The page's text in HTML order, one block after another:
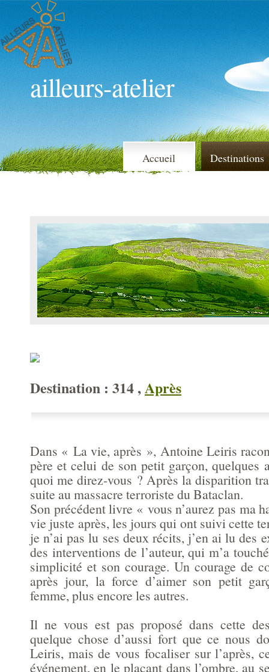
ailleurs-atelier
Accueil Destinations
Destination : 314 ,Après
Dans « La vie, après », Antoine Leiris
père et celui de son petit garçon, quelques
quoi me direz-vous ? Après la disparition
suite au massacre terroriste du Bataclan.
Son précédent livre « vous n’aurez pas ma
vie juste après, les jours qui ont suivi cette
je n’ai pas lu ses deux récits, j’en ai lu des
des interventions de l’auteur, qui m’a
simplicité et son courage. Un courage de
après jour, la force d’aimer son petit
femme, plus encore les autres.
Il ne vous est pas proposé dans cette
quelque chose d’aussi fort que ce nous
Leiris, mais de vous focaliser sur l’après,
événement, en le plaçant dans l’ombre, au